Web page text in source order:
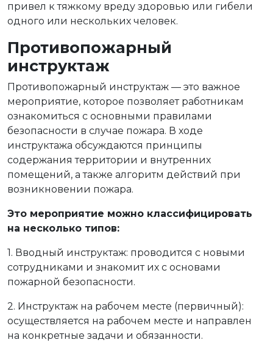
привел к тяжкому вреду здоровью или гибели
одного или нескольких человек.
Противопожарный
инструктаж
Противопожарный инструктаж — это важное
мероприятие, которое позволяет работникам
ознакомиться с основными правилами
безопасности в случае пожара. В ходе
инструктажа обсуждаются принципы
содержания территории и внутренних
помещений, а также алгоритм действий при
возникновении пожара.
Это мероприятие можно классифицировать
на несколько типов:
1. Вводный инструктаж: проводится с новыми
сотрудниками и знакомит их с основами
пожарной безопасности.
2. Инструктаж на рабочем месте (первичный):
осуществляется на рабочем месте и направлен
на конкретные задачи и обязанности.